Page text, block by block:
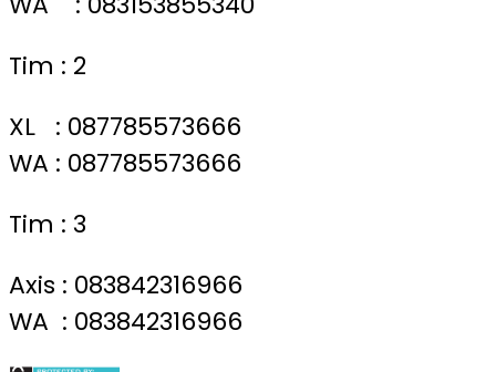
Tim : 2
XL : 087785573666
WA : 087785573666
Tim : 3
Axis : 083842316966
WA : 083842316966